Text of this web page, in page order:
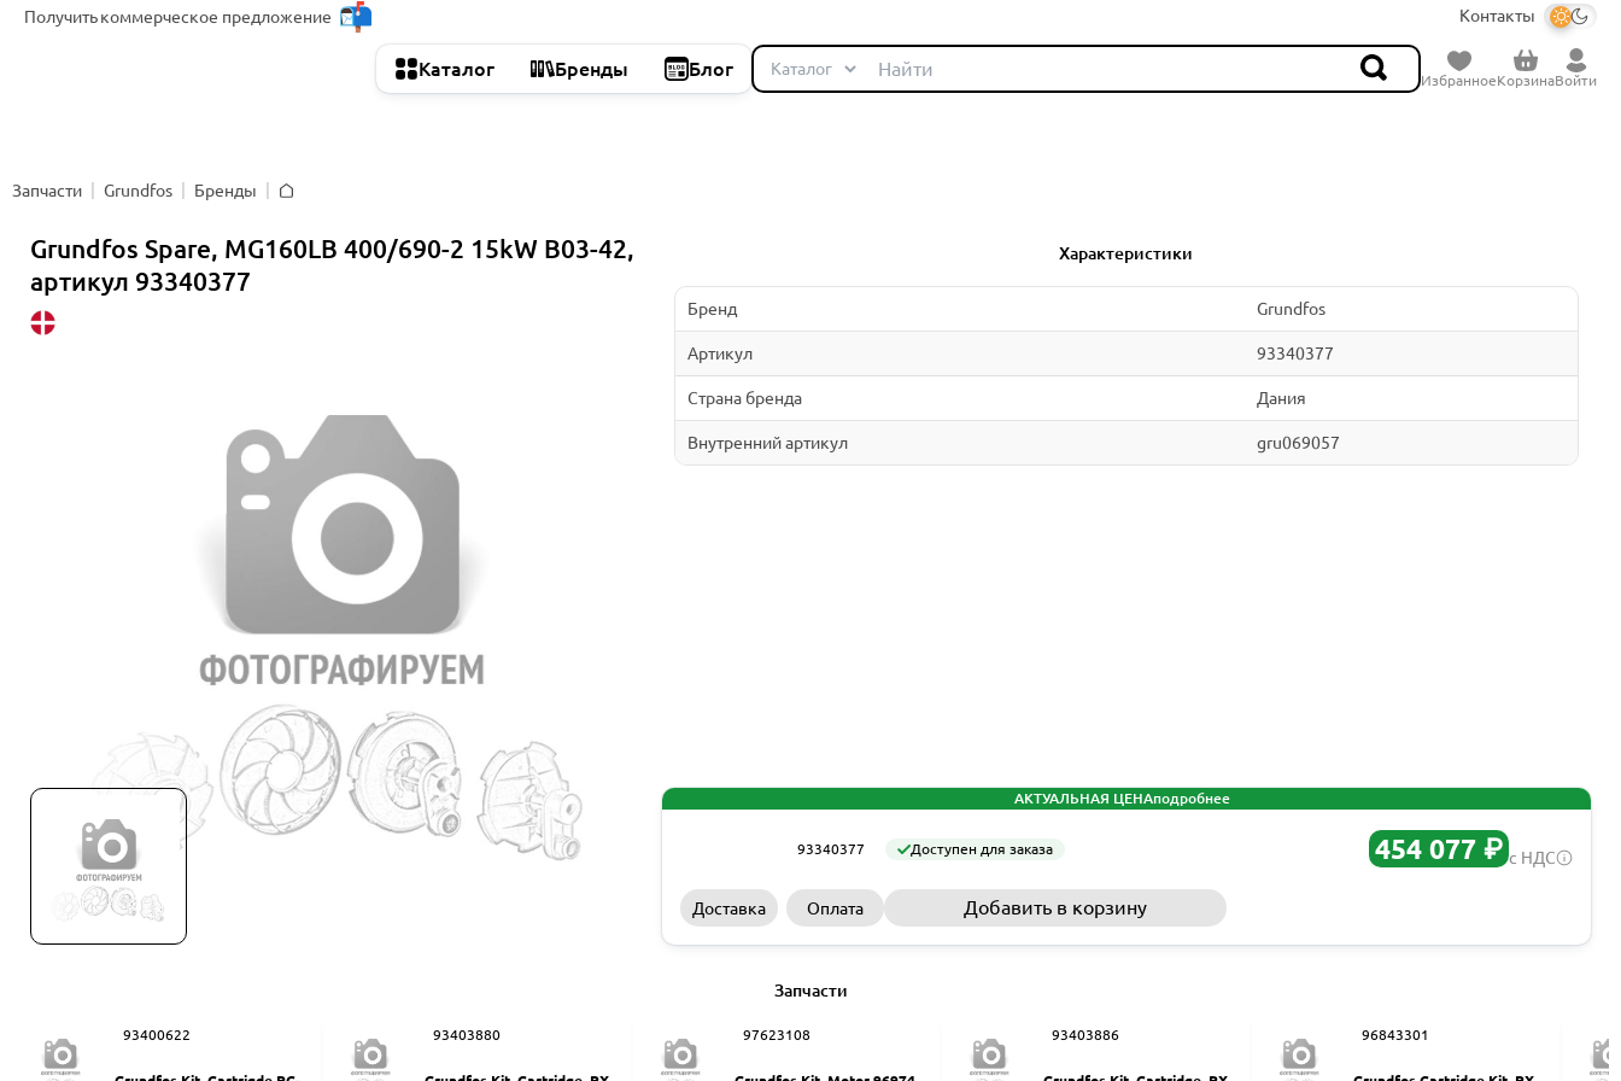
Получитькоммерческое предложение Контакты
Каталог Бренды Блог
ИзбранноеКорзинаВойти
Запчасти Grundfos
Бренды
Grundfos Spare, MG160LB 400/690-2 15kW B03-42,
артикул 93340377
Характеристики
Бренд Grundfos
Артикул 93340377
Страна бренда Дания
Внутренний артикул gru069057
АКТУАЛЬНАЯ ЦЕНАподробнее
93340377 Доступен для заказа 454 077 ₽ с НДС
Доставка Оплата Добавить в корзину
Запчасти
93400622 93403880 97623108 93403886 96843301